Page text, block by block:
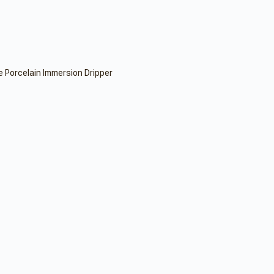
Porcelain Immersion Dripper